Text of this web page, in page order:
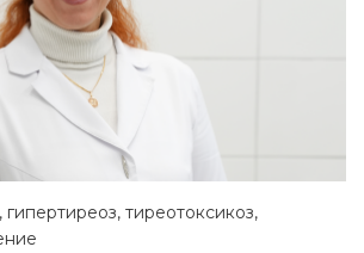
тиреотоксикоз,